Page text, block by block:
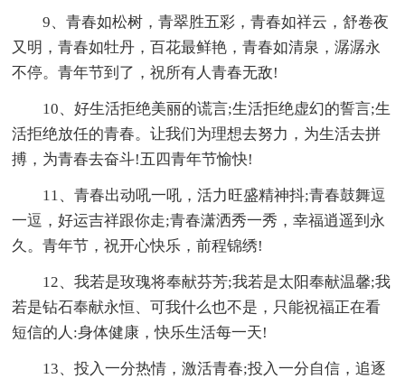
9、青春如松树，青翠胜五彩，青春如祥云，舒卷夜
又明，青春如牡丹，百花最鲜艳，青春如清泉，潺潺永
不停。青年节到了，祝所有人青春无敌!
10、好生活拒绝美丽的谎言;生活拒绝虚幻的誓言;生
活拒绝放任的青春。让我们为理想去努力，为生活去拼
搏，为青春去奋斗!五四青年节愉快!
11、青春出动吼一吼，活力旺盛精神抖;青春鼓舞逗
一逗，好运吉祥跟你走;青春潇洒秀一秀，幸福逍遥到永
久。青年节，祝开心快乐，前程锦绣!
12、我若是玫瑰将奉献芬芳;我若是太阳奉献温馨;我
若是钻石奉献永恒、可我什么也不是，只能祝福正在看
短信的人:身体健康，快乐生活每一天!
13、投入一分热情，激活青春;投入一分自信，追逐